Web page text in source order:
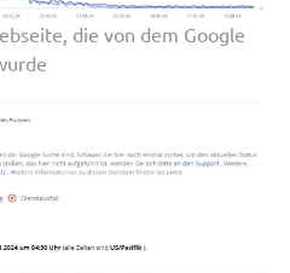
die von dem Google